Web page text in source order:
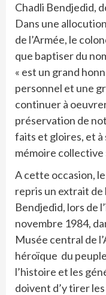
Chadli Bendjedid,
Dans une
de l’Armée, le
que baptiser du
« est un grand
personnel et une
continuer à
préservation de
faits et gloires, et à
mémoire collective
A cette occasion,
repris un extrait de
Bendjedid, lors de
novembre 1984,
Musée central de
héroïque du
l’histoire et les
doivent d’y tirer